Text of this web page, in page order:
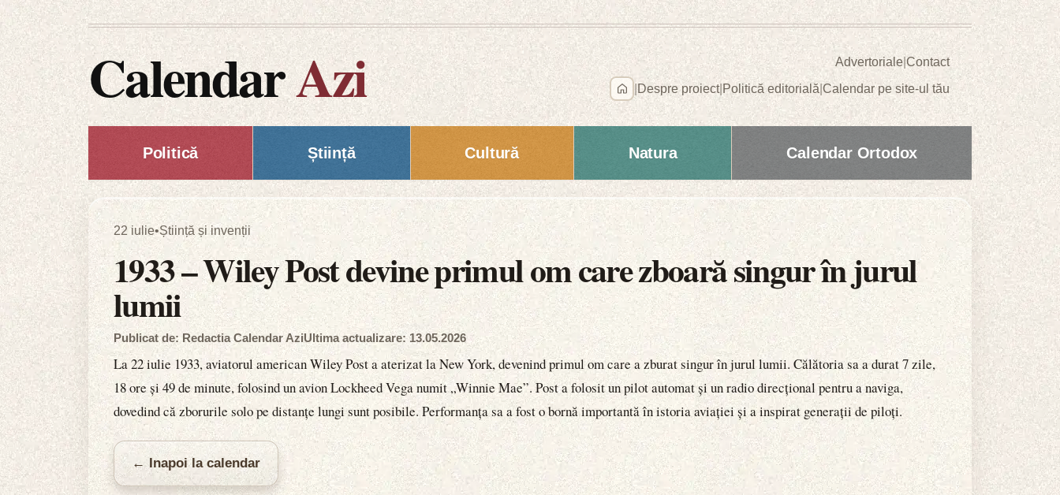
CalendarAzi Advertoriale|Contact
Despre proiect| Politică editorială|Calendar pe site-ul tău
Politică Știință Cultură Natura Calendar Ortodox
22 iulie•Știință și invenții
1933 – Wiley Post devine primul om care zboară singur în jurul
lumii
Publicat de: Redactia Calendar AziUltima actualizare: 13.05.2026
La 22 iulie 1933, aviatorul american Wiley Post a aterizat la New York, devenind primul om care a zburat singur în jurul lumii. Călătoria sa a durat 7 zile,
18 ore și 49 de minute, folosind un avion Lockheed Vega numit „Winnie Mae”. Post a folosit un pilot automat și un radio direcțional pentru a naviga,
dovedind că zborurile solo pe distanțe lungi sunt posibile. Performanța sa a fost o bornă importantă în istoria aviației și a inspirat generații de piloți.
← Inapoi la calendar